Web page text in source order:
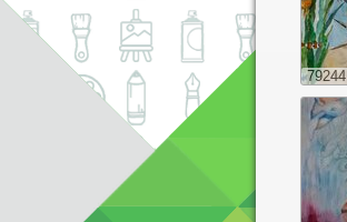
79244